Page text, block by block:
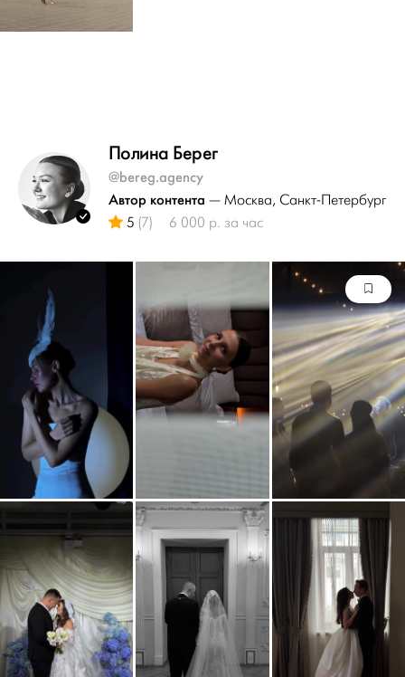
Полина Берег
@bereg.agency
Автор контента — Москва, Санкт-Петербург
5 (7) 6 000 р. за час